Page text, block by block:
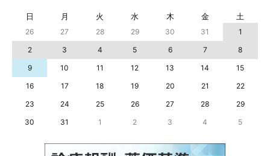
日 月 火 水 木 金 土
26 27 28 29 30 31
1
2
3 4 5 6 7
8
9
10 11 12 13 14
15
16
17 18 19 20 21
22
23
24 25 26 27 28
29
30
31 1 2 3 4 5